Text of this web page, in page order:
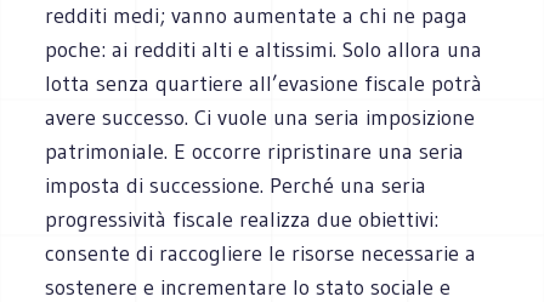
redditi medi; vanno aumentate a chi ne paga
poche: ai redditi alti e altissimi. Solo allora una
lotta senza quartiere all’evasione fiscale potrà
avere successo. Ci vuole una seria imposizione
patrimoniale. E occorre ripristinare una seria
imposta di successione. Perché una seria
progressività fiscale realizza due obiettivi:
consente di raccogliere le risorse necessarie a
sostenere e incrementare lo stato sociale e